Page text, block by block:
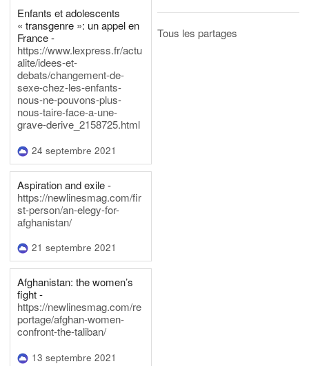
Enfants et adolescents
« transgenre »: un appel en
France -
https://www.lexpress.fr/actu
alite/idees-et-
debats/changement-de-
sexe-chez-les-enfants-
nous-ne-pouvons-plus-
nous-taire-face-a-une-
grave-derive_2158725.html
24 septembre 2021
Aspiration and exile -
https://newlinesmag.com/fir
st-person/an-elegy-for-
afghanistan/
21 septembre 2021
Afghanistan: the women’s
fight -
https://newlinesmag.com/re
portage/afghan-women-
confront-the-taliban/
13 septembre 2021
Tous les partages